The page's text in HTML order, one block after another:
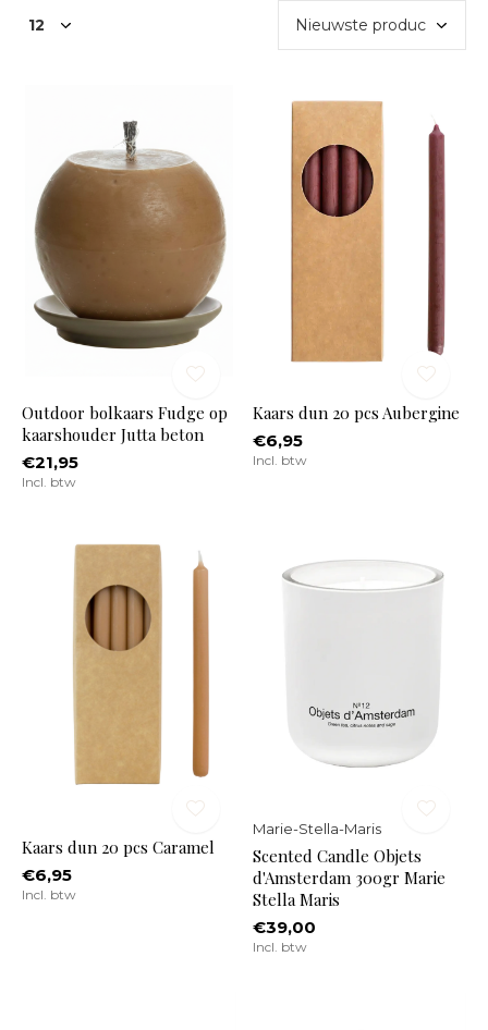
Outdoor bolkaars Fudge op
kaarshouder Jutta beton
€21,95
Incl. btw
Kaars dun 20 pcs Aubergine
€6,95
Incl. btw
Kaars dun 20 pcs Caramel
€6,95
Incl. btw
Marie-Stella-Maris
Scented Candle Objets
d'Amsterdam 300gr Marie
Stella Maris
€39,00
Incl. btw